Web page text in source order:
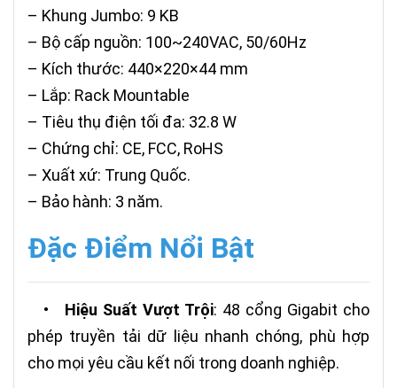
– Khung Jumbo: 9 KB
– Bộ cấp nguồn: 100~240VAC, 50/60Hz
– Kích thước: 440×220×44 mm
– Lắp: Rack Mountable
– Tiêu thụ điện tối đa: 32.8 W
– Chứng chỉ: CE, FCC, RoHS
– Xuất xứ: Trung Quốc.
– Bảo hành: 3 năm.
Đặc Điểm Nổi Bật
• Hiệu Suất Vượt Trội: 48 cổng Gigabit cho
phép truyền tải dữ liệu nhanh chóng, phù hợp
cho mọi yêu cầu kết nối trong doanh nghiệp.